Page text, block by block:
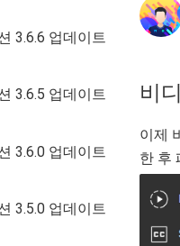
3.6.6 업데이트
3.6.5 업데이트
3.6.0 업데이트
3.5.0 업데이트
비
이제
한 후